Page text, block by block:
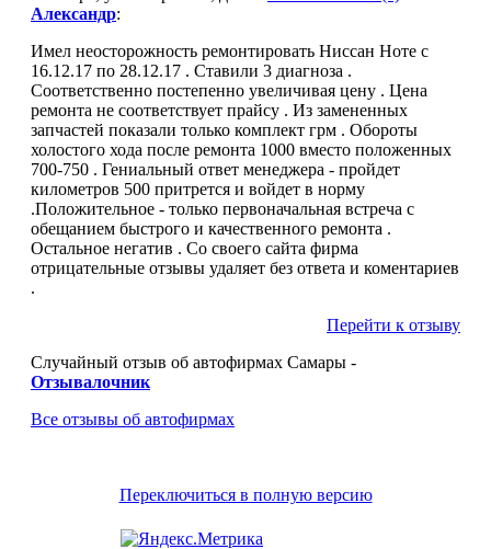
Александр:
Имел неосторожность ремонтировать Ниссан Ноте с
16.12.17 по 28.12.17 . Ставили 3 диагноза .
Соответственно постепенно увеличивая цену . Цена
ремонта не соответствует прайсу . Из замененных
запчастей показали только комплект грм . Обороты
холостого хода после ремонта 1000 вместо положенных
700-750 . Гениальный ответ менеджера - пройдет
километров 500 притрется и войдет в норму
.Положительное - только первоначальная встреча с
обещанием быстрого и качественного ремонта .
Остальное негатив . Со своего сайта фирма
отрицательные отзывы удаляет без ответа и коментариев
.
Перейти к отзыву
Случайный отзыв об автофирмах Самары -
Отзывалочник
Все отзывы об автофирмах
Переключиться в полную версию